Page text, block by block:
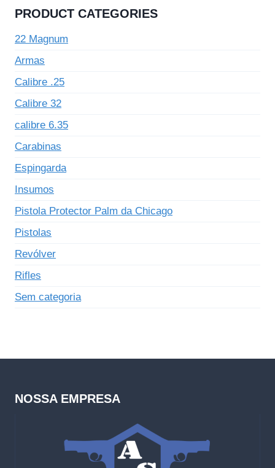
PRODUCT CATEGORIES
22 Magnum
Armas
Calibre .25
Calibre 32
calibre 6.35
Carabinas
Espingarda
Insumos
Pistola Protector Palm da Chicago
Pistolas
Revólver
Rifles
Sem categoria
NOSSA EMPRESA